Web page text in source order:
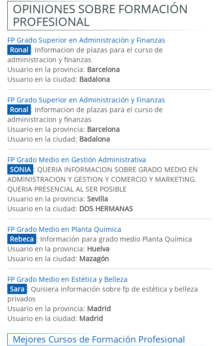
OPINIONES SOBRE FORMACIÓN
PROFESIONAL
FP Grado Superior en Administración y Finanzas
Ronal : Informacion de plazas para el curso de
administracion y finanzas
Usuario en la provincia: Barcelona
Usuario en la ciudad: Badalona
FP Grado Superior en Administración y Finanzas
Ronal : Informacion de plazas para el curso de
administracion y finanzas
Usuario en la provincia: Barcelona
Usuario en la ciudad: Badalona
FP Grado Medio en Gestión Administrativa
SONIA : QUERIA INFORMACION SOBRE GRADO MEDIO EN
ADMINISTRACION Y GESTION Y COMERCIO Y MARKETING.
QUERIA PRESENCIAL AL SER POSIBLE
Usuario en la provincia: Sevilla
Usuario en la ciudad: DOS HERMANAS
FP Grado Medio en Planta Química
Rebeca : Información para grado medio Planta Química
Usuario en la provincia: Huelva
Usuario en la ciudad: Mazagón
FP Grado Medio en Estética y Belleza
Sara : Quisiera información sobre fp de estética y belleza
privados
Usuario en la provincia: Madrid
Usuario en la ciudad: Madrid
Mejores Cursos de Formación Profesional